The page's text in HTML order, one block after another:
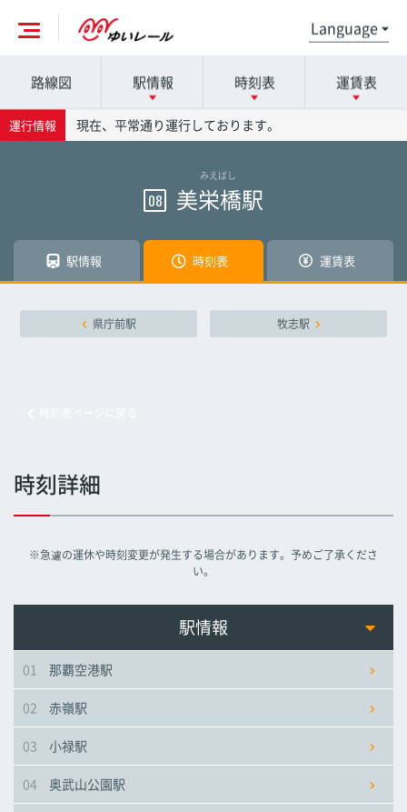
各駅の詳細は駅名を押してください
那覇空港駅
赤嶺駅
県庁前駅
美栄橋駅
牧志駅
おもろまち駅
時刻表の詳細は駅名を押してください
那覇空港駅
赤嶺駅
県庁前駅
美栄橋駅
牧志駅
おもろまち駅
運賃表の詳細は駅名を押してください
那覇空港駅
赤嶺駅
県庁前駅
美栄橋駅
牧志駅
おもろまち駅
路線図 駅情報 時刻表 運賃表
運行情報 現在、平常通り運行しております。
みえばし
08 美栄橋駅
駅情報 時刻表 運賃表
県庁前駅 牧志駅
時刻詳細
※急遽の運休や時刻変更が発生する場合があります。予めご了承くださ
い。
駅情報
01 那覇空港駅
02 赤嶺駅
03 小禄駅
04 奥武山公園駅